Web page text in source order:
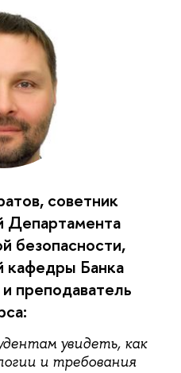
советник
Департамента
безопасности,
кафедры Банка
преподаватель
увидеть, как
и требования